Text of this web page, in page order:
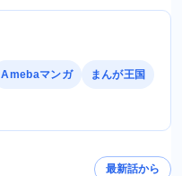
Amebaマンガ まんが王国
最新話から